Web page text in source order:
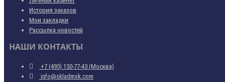
История заказов
Мои закладки
Рассылка новостей
НАШИ КОНТАКТЫ
+7 (495) 150-77-43 (Москва)
info@skladmsk.com